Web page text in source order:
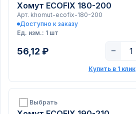
Хомут ECOFIX 180-200
Арт. khomut-ecofix-180-200
Доступно к заказу
Ед. изм.: 1 шт
56,12 ₽ −
Купить в 1 клик
Выбрать